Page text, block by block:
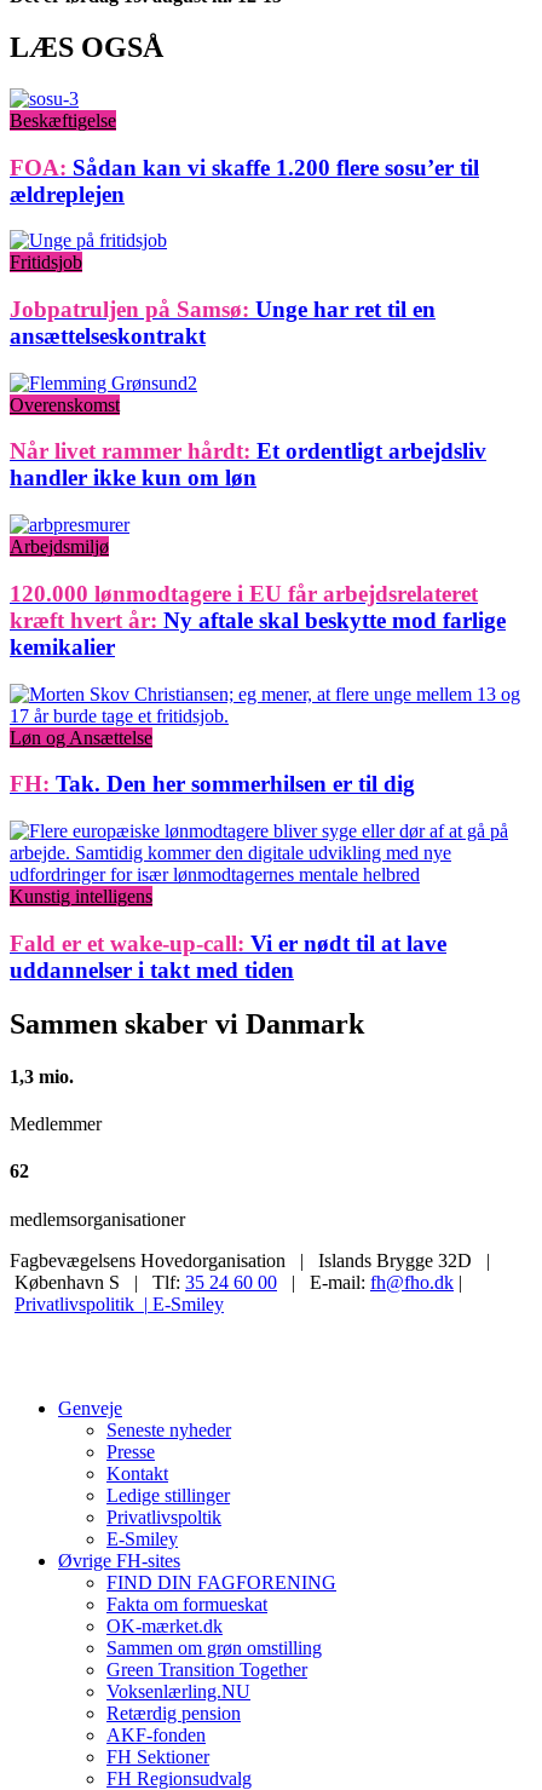
LÆS OGSÅ
Beskæftigelse
FOA: Sådan kan vi skaffe 1.200 flere sosu’er til
ældreplejen
Fritidsjob
Jobpatruljen på Samsø: Unge har ret til en
ansættelseskontrakt
Overenskomst
Når livet rammer hårdt: Et ordentligt arbejdsliv
handler ikke kun om løn
Arbejdsmiljø
120.000 lønmodtagere i EU får arbejdsrelateret
kræft hvert år: Ny aftale skal beskytte mod farlige
kemikalier
Løn og Ansættelse
FH: Tak. Den her sommerhilsen er til dig
Kunstig intelligens
Fald er et wake-up-call: Vi er nødt til at lave
uddannelser i takt med tiden
Sammen skaber vi Danmark
1,3 mio.
Medlemmer
62
medlemsorganisationer
Fagbevægelsens Hovedorganisation | Islands Brygge 32D |
København S | Tlf: 35 24 60 00 | E-mail: fh@fho.dk |
Privatlivspolitik | E-Smiley
Genveje
Seneste nyheder
Presse
Kontakt
Ledige stillinger
Privatlivspoltik
E-Smiley
Øvrige FH-sites
FIND DIN FAGFORENING
Fakta om formueskat
OK-mærket.dk
Sammen om grøn omstilling
Green Transition Together
Voksenlærling.NU
Retærdig pension
AKF-fonden
FH Sektioner
FH Regionsudvalg